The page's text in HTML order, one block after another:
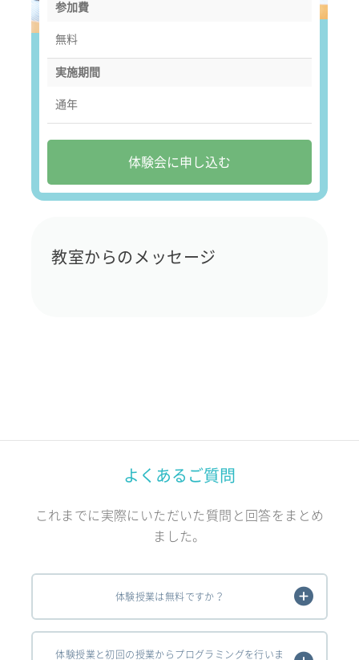
参加費
無料
実施期間
通年
体験会に申し込む
教室からのメッセージ
よくあるご質問
これまでに実際にいただいた質問と回答をまとめ
ました。
体験授業は無料ですか？
体験授業と初回の授業からプログラミングを行いま